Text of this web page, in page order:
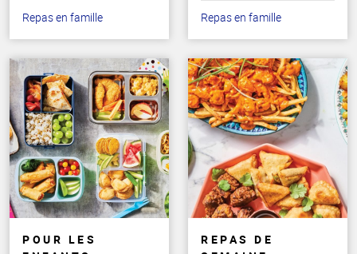
Repas en famille
Repas en famille
POUR LES
REPAS DE